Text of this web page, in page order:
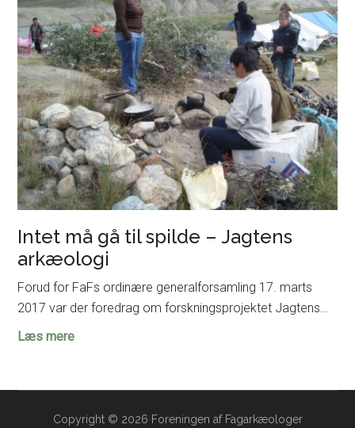
på
Moesgaard
Intet må gå til spilde – Jagtens
arkæologi
Forud for FaFs ordinære generalforsamling 17. marts
2017 var der foredrag om forskningsprojektet Jagtens…
Læs mereIntet
spilde
Copyright © 2026 Foreningen af Fagarkæologer